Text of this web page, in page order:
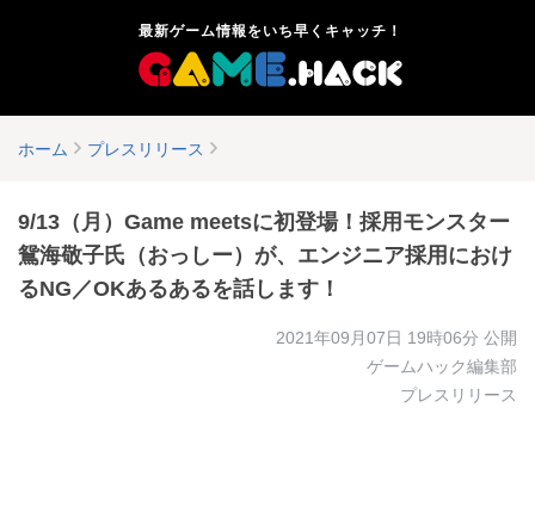
最新ゲーム情報をいち早くキャッチ！
ホーム プレスリリース
9/13（月）Game meetsに初登場！採用モンスター
鴛海敬子氏（おっしー）が、エンジニア採用におけ
るNG／OKあるあるを話します！
2021年09月07日 19時06分 公開
ゲームハック編集部
プレスリリース